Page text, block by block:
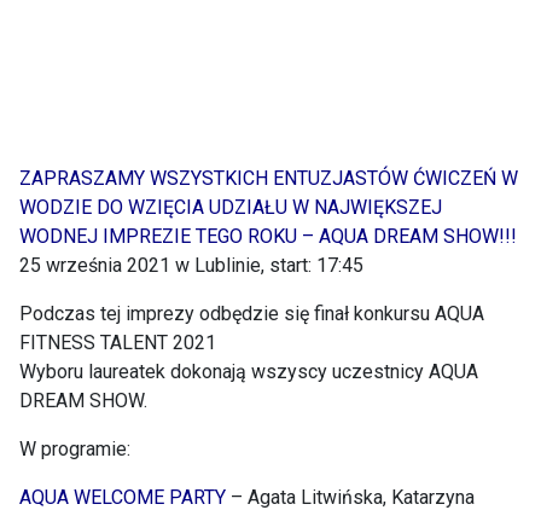
ZAPRASZAMY WSZYSTKICH ENTUZJASTÓW ĆWICZEŃ W
WODZIE DO WZIĘCIA UDZIAŁU W NAJWIĘKSZEJ
WODNEJ IMPREZIE TEGO ROKU – AQUA DREAM SHOW!!!
25 września 2021 w Lublinie, start: 17:45
Podczas tej imprezy odbędzie się finał konkursu AQUA
FITNESS TALENT 2021
Wyboru laureatek dokonają wszyscy uczestnicy AQUA
DREAM SHOW.
W programie:
AQUA WELCOME PARTY – Agata Litwińska, Katarzyna